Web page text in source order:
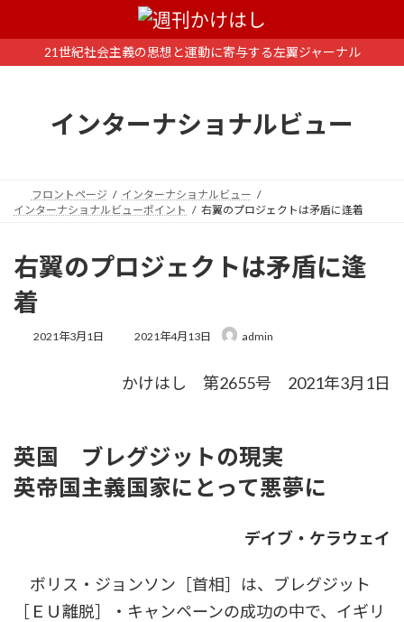
ン
ー
21世紀社会主義の思想と運動に寄与する左翼ジャーナル
インターナショナルビュー
フロントページ
インターナショナルビュー
インターナショナルビューポイント
右翼のプロジェクトは矛盾に逢着
右翼のプロジェクトは矛盾に逢
着
2021年3月1日
最
新
2021年4月13日 admin
かけはし 第2655号 2021年3月1日
英国 ブレグジットの現実
英帝国主義国家にとって悪夢に
デイブ・ケラウェイ
ボリス・ジョンソン［首相］は、ブレグジット
［ＥＵ離脱］・キャンペーンの成功の中で、イギリ